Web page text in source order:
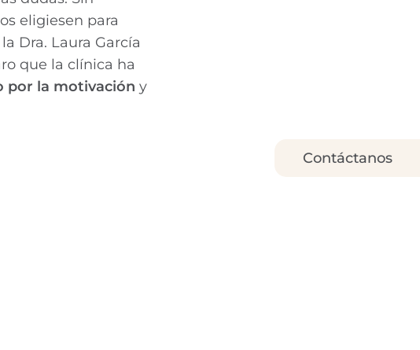
eligiesen para
Dra. Laura García
que la clínica ha
por la motivación y
Contáctanos